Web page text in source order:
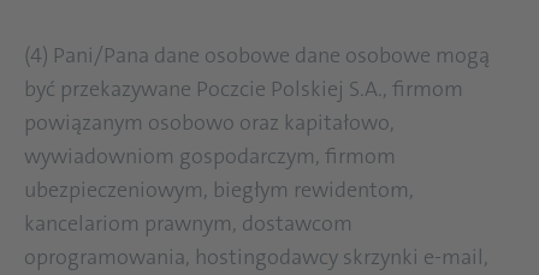
(4) Pani/Pana dane osobowe dane osobowe mogą
być przekazywane Poczcie Polskiej S.A., firmom
powiązanym osobowo oraz kapitałowo,
wywiadowniom gospodarczym, firmom
ubezpieczeniowym, biegłym rewidentom,
kancelariom prawnym, dostawcom
oprogramowania, hostingodawcy skrzynki e-mail,